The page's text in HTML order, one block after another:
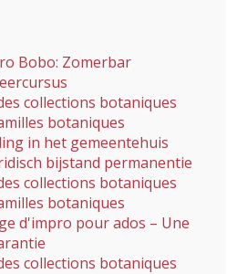
Bobo: Zomerbar
collections botaniques
botaniques
in het gemeentehuis
bijstand permanentie
collections botaniques
botaniques
d'impro pour ados – Une
collections botaniques